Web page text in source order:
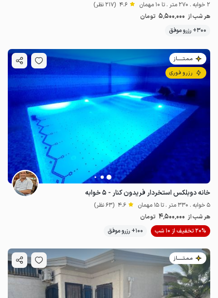
2 خوابه . 270 متر . تا 10 مهمان 4.6 (217 نظر)
هر شب از 5٬500٬000 تومان
300+ رزرو موفق
مـمـتــــــاز
رزرو فوری
خانه دوبلکس استخردار فریدون کنار - ۵ خوابه
5 خوابه . 330 متر . تا 15 مهمان 4.6 (63 نظر)
هر شب از 4٬500٬000 تومان
20% تخفیف از 10 شب
100+ رزرو موفق
مـمـتــــــاز